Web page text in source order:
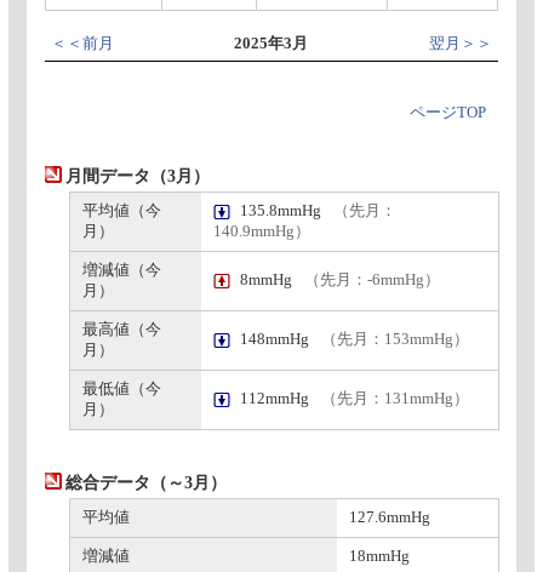
＜＜前月 2025年3月 翌月＞＞
ページTOP
月間データ（3月）
平均値（今
月）
135.8mmHg
（先月：
140.9mmHg）
増減値（今
月）
8mmHg （先月：-6mmHg）
最高値（今
月）
148mmHg （先月：153mmHg）
最低値（今
月）
112mmHg （先月：131mmHg）
総合データ（～3月）
平均値 127.6mmHg
増減値 18mmHg